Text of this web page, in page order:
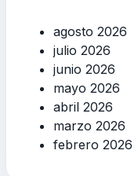
agosto 2026
julio 2026
junio 2026
mayo 2026
abril 2026
marzo 2026
febrero 2026